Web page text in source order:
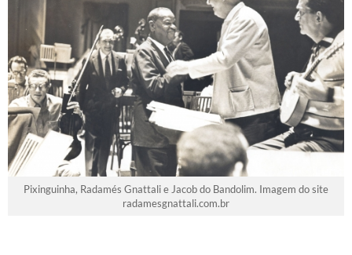
Pixinguinha, Radamés Gnattali e Jacob do Bandolim. Imagem do site
radamesgnattali.com.br